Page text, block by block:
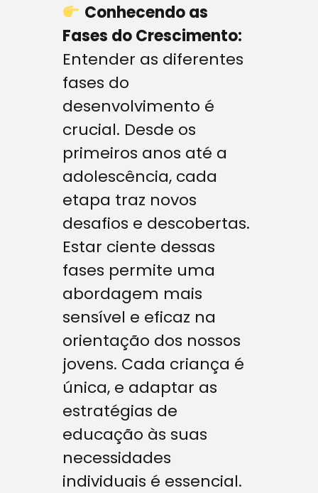
Conhecendo as
Fases do Crescimento:
Entender as diferentes
fases do
desenvolvimento é
crucial. Desde os
primeiros anos até a
adolescência, cada
etapa traz novos
desafios e descobertas.
Estar ciente dessas
fases permite uma
abordagem mais
sensível e eficaz na
orientação dos nossos
jovens. Cada criança é
única, e adaptar as
estratégias de
educação às suas
necessidades
individuais é essencial.